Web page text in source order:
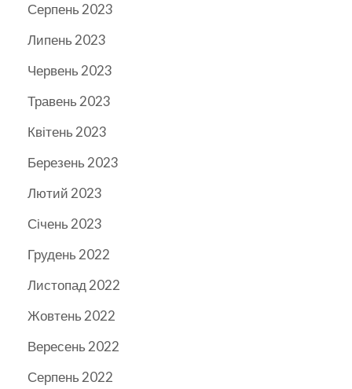
Серпень 2023
Липень 2023
Червень 2023
Травень 2023
Квітень 2023
Березень 2023
Лютий 2023
Січень 2023
Грудень 2022
Листопад 2022
Жовтень 2022
Вересень 2022
Серпень 2022